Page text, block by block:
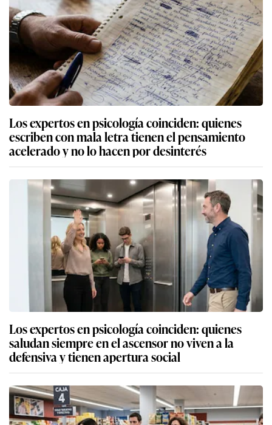
Los expertos en psicología coinciden: quienes
escriben con mala letra tienen el pensamiento
acelerado y no lo hacen por desinterés
Los expertos en psicología coinciden: quienes
saludan siempre en el ascensor no viven a la
defensiva y tienen apertura social